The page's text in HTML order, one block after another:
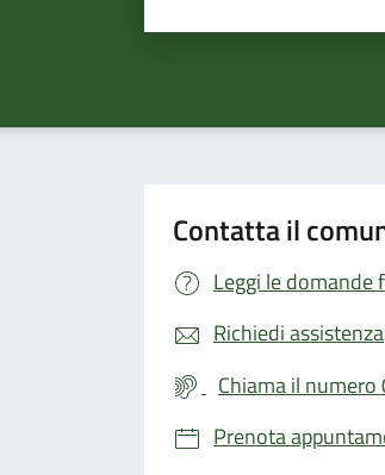
Contatta il
Leggi le domande
Richiedi assistenza
Chiama il
Prenota